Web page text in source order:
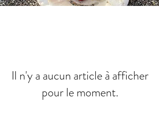
Il n'y a aucun article à afficher
pour le moment.